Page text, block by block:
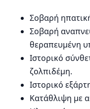
Σοβαρή
Σοβαρή
θεραπευμένη
Ιστορικό
ζολπιδέμη.
Ιστορικό
Κατάθλιψη με